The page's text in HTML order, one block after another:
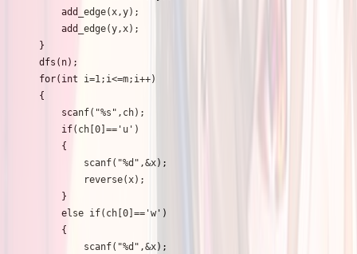
        add_edge(x,y);
        add_edge(y,x);
    }
    dfs(n);
    for(int i=1;i<=m;i++)
    {
        scanf("%s",ch);
        if(ch[0]=='u')
        {
            scanf("%d",&x);
            reverse(x);
        }
        else if(ch[0]=='w')
        {
            scanf("%d",&x);